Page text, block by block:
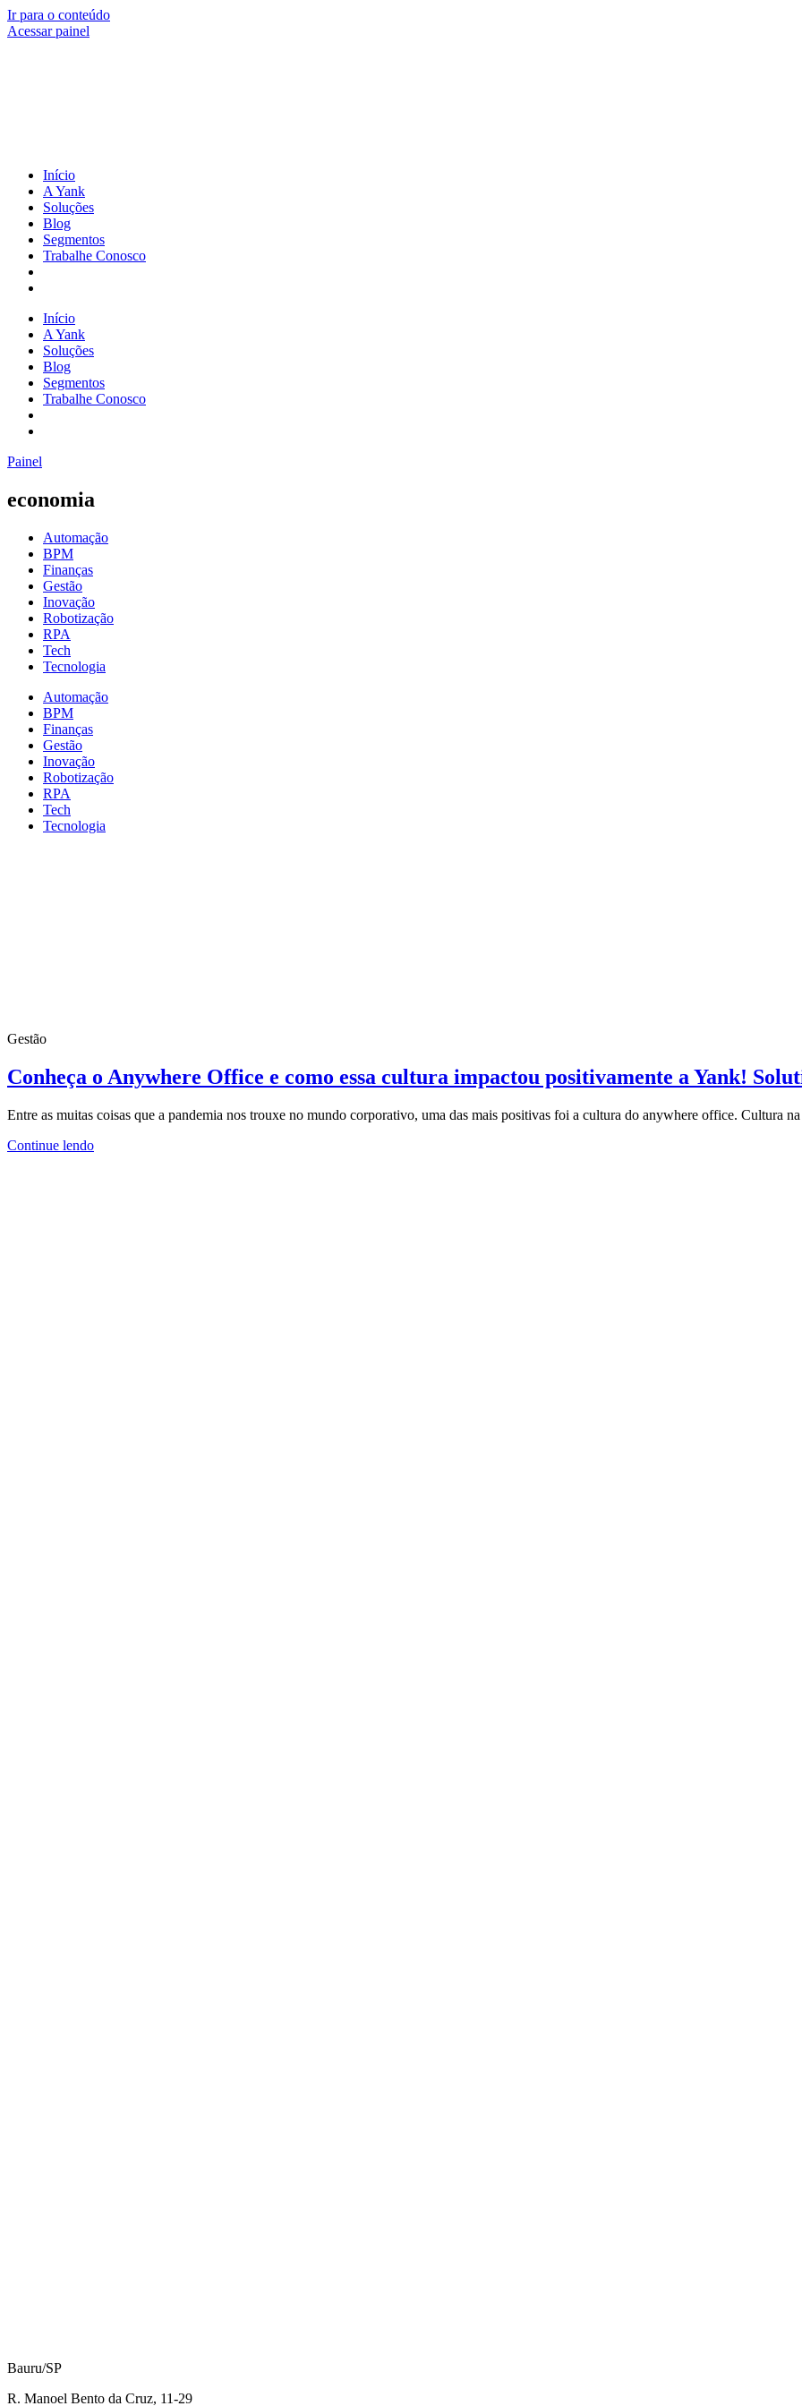
Ir para o conteúdo
Acessar painel
Início
A Yank
Soluções
Blog
Segmentos
Trabalhe Conosco
Início
A Yank
Soluções
Blog
Segmentos
Trabalhe Conosco
Painel
economia
Automação
BPM
Finanças
Gestão
Inovação
Robotização
RPA
Tech
Tecnologia
Automação
BPM
Finanças
Gestão
Inovação
Robotização
RPA
Tech
Tecnologia
Gestão
Conheça o Anywhere Office e como essa cultura impactou positivamente a Yank!
Entre as muitas coisas que a pandemia nos trouxe no mundo corporativo, uma das mais positivas foi a cultura do anywhere office. Cultura
Continue lendo
Bauru/SP
R. Manoel Bento da Cruz, 11-29